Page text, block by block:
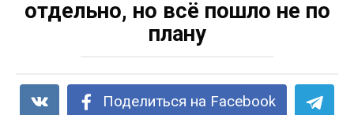
отдельно, но всё пошло не по
плану
Поделиться на Facebook